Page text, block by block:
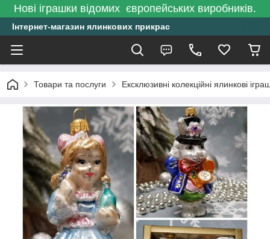
Нові іграшки відомих європейських виробників.
Інтернет-магазин ялинкових прикрас
Товари та послуги Ексклюзивні колекційні ялинкові